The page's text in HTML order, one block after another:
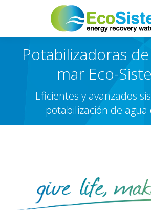
Potabilizadoras
mar Eco-
Eficientes y avanzados
potabilización de